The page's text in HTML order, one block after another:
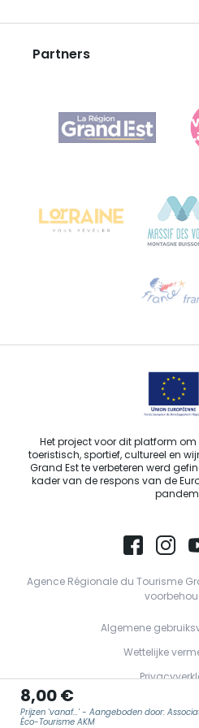
8,00 €
Prijzen 'vanaf...' - Aangeboden door:
Éco-Tourisme AKM
Disclaimer
Agence Régionale du
Bureau de Colmar
Stuur ons
Partners
Het project voor dit platform
toeristisch, sportief, cultureel en
Grand Est te verbeteren werd
kader van de respons van de
Agence Régionale du Tourisme
Algemene
Wettelijke